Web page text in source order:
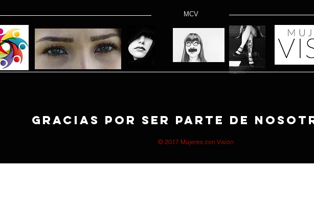
MCV
Gracias por ser parte de
© 2017 Mujeres con Visión